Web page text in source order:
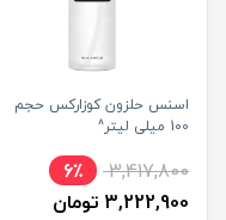
اسنس حلزون کوزارکس حجم
100 میلی لیتر^
3,417,800
6٪
3,222,900 تومان